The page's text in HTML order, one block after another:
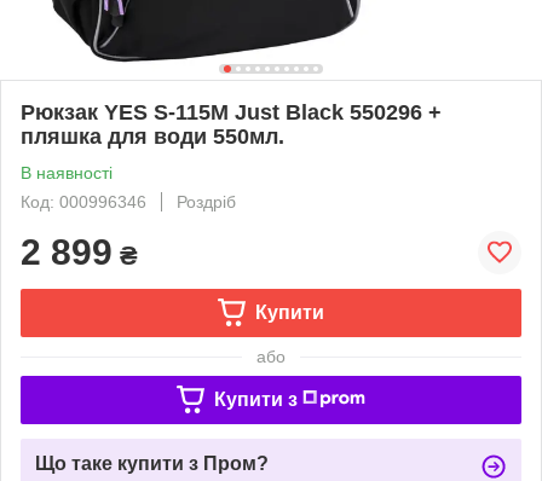
Рюкзак YES S-115M Just Black 550296 +
пляшка для води 550мл.
В наявності
Код: 000996346
Роздріб
2 899 ₴
Купити
або
Купити з
Що таке купити з Пром?